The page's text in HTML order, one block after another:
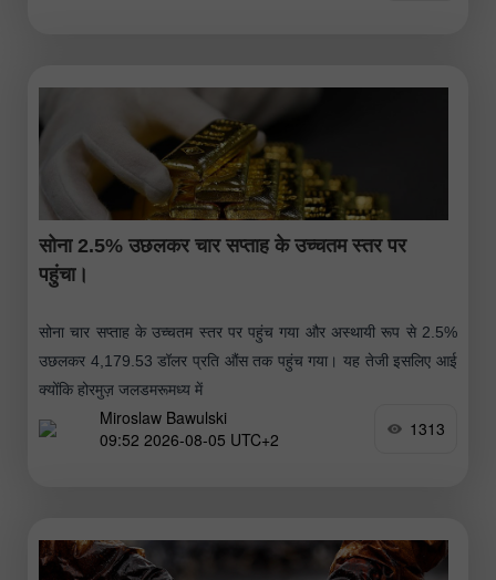
सोना 2.5% उछलकर चार सप्ताह के उच्चतम स्तर पर
पहुंचा।
सोना चार सप्ताह के उच्चतम स्तर पर पहुंच गया और अस्थायी रूप से 2.5%
उछलकर 4,179.53 डॉलर प्रति औंस तक पहुंच गया। यह तेजी इसलिए आई
क्योंकि होरमुज़ जलडमरूमध्य में
Miroslaw Bawulski
09:52 2026-08-05 UTC+2
1313